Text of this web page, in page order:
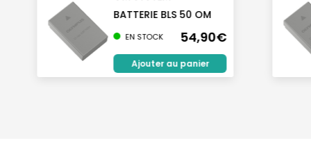
BATTERIE BLS 50 OM
54,90€
EN STOCK
Ajouter au panier